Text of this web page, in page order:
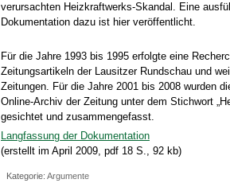
verursachten Heizkraftwerks-Skandal. Eine
Dokumentation dazu ist hier veröffentlicht.
Für die Jahre 1993 bis 1995 erfolgte eine
Zeitungsartikeln der Lausitzer Rundschau und
Zeitungen. Für die Jahre 2001 bis 2008 wurden
Online-Archiv der Zeitung unter dem Stichwort
gesichtet und zusammengefasst.
Langfassung der Dokumentation
(erstellt im April 2009, pdf 18 S., 92 kb)
Kategorie: Argumente